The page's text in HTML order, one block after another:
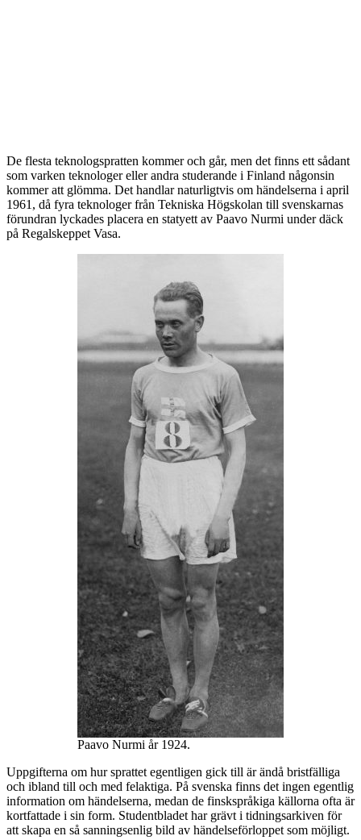
De flesta teknologspratten kommer och går, men det finns ett sådant
som varken teknologer eller andra studerande i Finland någonsin
kommer att glömma. Det handlar naturligtvis om händelserna i april
1961, då fyra teknologer från Tekniska Högskolan till svenskarnas
förundran lyckades placera en statyett av Paavo Nurmi under däck
på Regalskeppet Vasa.
Paavo Nurmi år 1924.
Uppgifterna om hur sprattet egentligen gick till är ändå bristfälliga
och ibland till och med felaktiga. På svenska finns det ingen egentlig
information om händelserna, medan de finskspråkiga källorna ofta är
kortfattade i sin form. Studentbladet har grävt i tidningsarkiven för
att skapa en så sanningsenlig bild av händelseförloppet som möjligt.